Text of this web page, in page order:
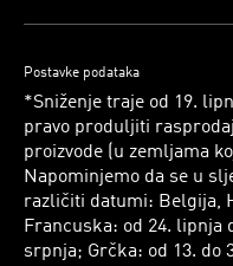
Postavke podataka
*Sniženje traje od 19.
pravo produljiti
proizvode (u zemljama
Napominjemo da se u
različiti datumi: Belgija,
Francuska: od 24. lipnja
srpnja; Grčka: od 13. do